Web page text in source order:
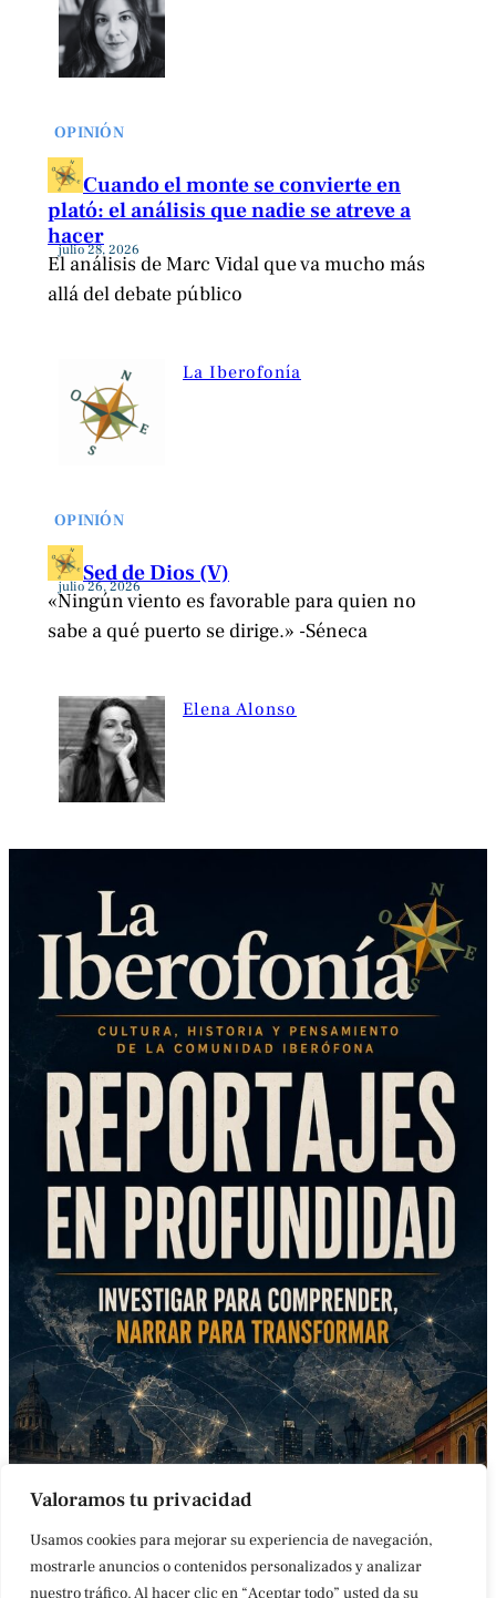
Valoramos tu privacidad
Usamos cookies para mejorar su experiencia de navegación,
mostrarle anuncios o contenidos personalizados y analizar
nuestro tráfico. Al hacer clic en “Aceptar todo” usted da su
OPINIÓN
Cuando el monte se convierte en
plató: el análisis que nadie se atreve a
hacer
julio 28, 2026
El análisis de Marc Vidal que va mucho más
allá del debate público
La Iberofonía
OPINIÓN
Sed de Dios (V)
julio 26, 2026
«Ningún viento es favorable para quien no
sabe a qué puerto se dirige.» -Séneca
Elena Alonso